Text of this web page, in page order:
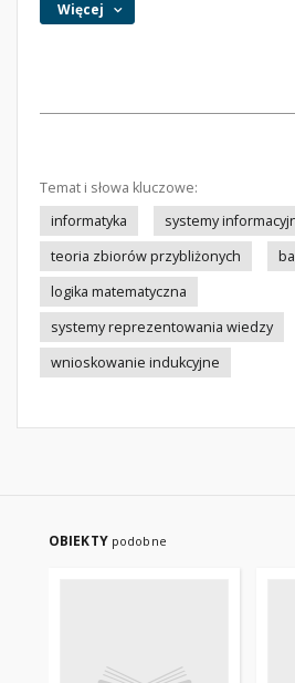
Więcej
Temat i słowa kluczowe:
informatyka
systemy
teoria zbiorów przybliżonych
logika matematyczna
systemy reprezentowania wiedzy
wnioskowanie indukcyjne
OBIEKTY podobne